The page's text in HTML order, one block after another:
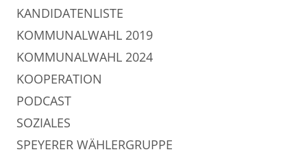
KANDIDATENLISTE
KOMMUNALWAHL 2019
KOMMUNALWAHL 2024
KOOPERATION
PODCAST
SOZIALES
SPEYERER WÄHLERGRUPPE